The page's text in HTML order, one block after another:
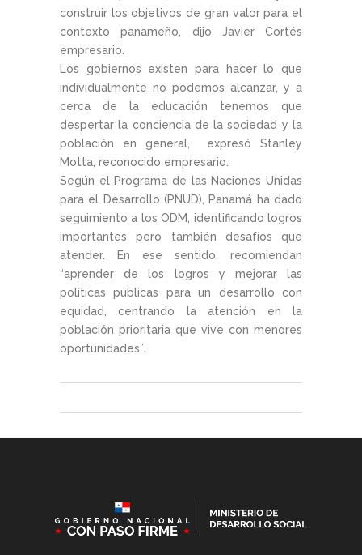
construir los objetivos de gran valor para el
contexto panameño, dijo Javier Cortés
empresario.
Los gobiernos existen para hacer lo que
individualmente no podemos alcanzar, y a
cerca de la educación tenemos que
despertar la conciencia de la sociedad y la
población en general, expresó Stanley
Motta, reconocido empresario.
Según el Programa de las Naciones Unidas
para el Desarrollo (PNUD), Panamá ha dado
seguimiento a los ODM, identificando logros
importantes pero también desafíos que
atender. En ese sentido, recomiendan
“aprender de los logros y mejorar las
políticas públicas para un desarrollo con
equidad, centrando la atención en la
población prioritaria que vive con menores
oportunidades”.